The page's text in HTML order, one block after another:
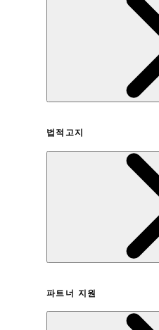
법적고지
개인
파트너 지원